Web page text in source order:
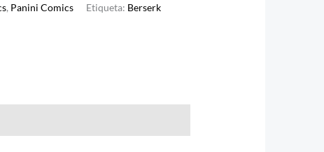
, Panini Comics Etiqueta: Berserk